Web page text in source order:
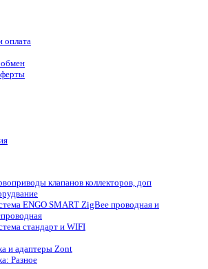
оплата
клапанов коллекторов, доп
ENGO SMART ZigBee проводная и
стандарт и WIFI
и адаптеры Zont
Разное